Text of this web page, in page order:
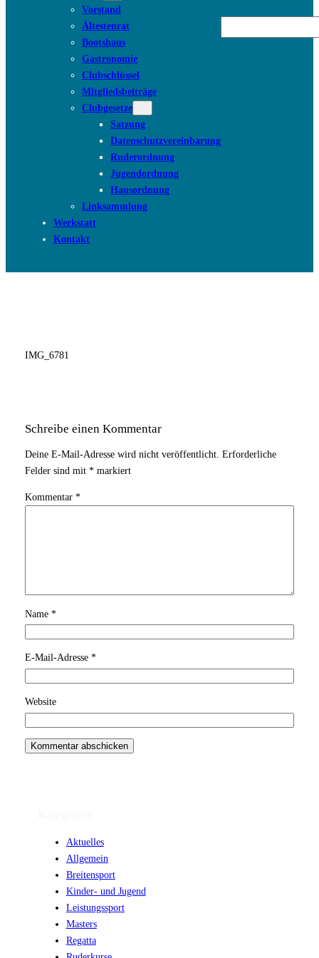
Vorstand
Ältestenrat
Bootshaus
Gastronomie
Clubschlüssel
Mitgliedsbeiträge
Clubgesetze
Satzung
Datenschutzvereinbarung
Ruderordnung
Jugendordnung
Hausordnung
Linksammlung
Werkstatt
Kontakt
IMG_6781
Schreibe einen Kommentar
Deine E-Mail-Adresse wird nicht veröffentlicht. Erforderliche
Felder sind mit *markiert
Kommentar *
Name *
E-Mail-Adresse *
Website
Aktuelles
Allgemein
Breitensport
Kinder- und Jugend
Leistungssport
Masters
Regatta